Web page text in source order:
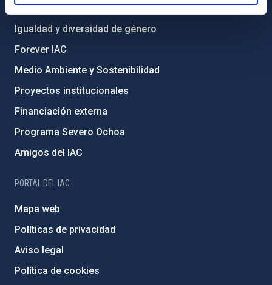
Código ético y política antifraude
Igualdad y diversidad de género
Forever IAC
Medio Ambiente y Sostenibilidad
Proyectos institucionales
Financiación externa
Programa Severo Ochoa
Amigos del IAC
PORTAL DEL IAC
Mapa web
Políticas de privacidad
Aviso legal
Política de cookies